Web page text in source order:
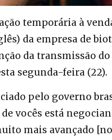
temporária à
da empresa de
da transmissão
segunda-feira (22).
pelo governo
vocês está
mais avançado